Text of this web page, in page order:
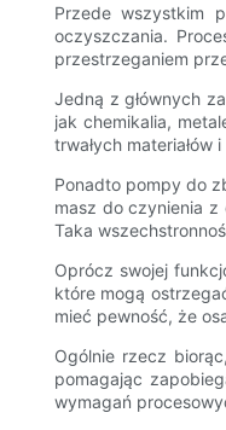
Przede wszystkim
oczyszczania.
przestrzeganiem
Jedną z głównych
jak chemikalia,
trwałych
Ponadto pompy do
masz do czynienia z
Taka
Oprócz swojej
które mogą
mieć pewność, że
Ogólnie rzecz
pomagając
wymagań